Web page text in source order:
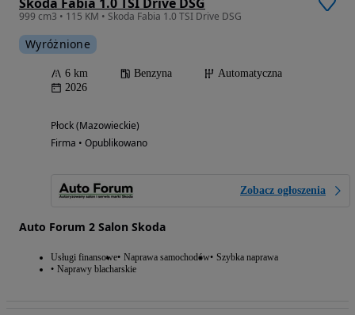
999 cm3 • 115 KM • Skoda Fabia 1.0 TSI Drive DSG
Wyróżnione
6 km Benzyna
Automatyczna
2026
Płock (Mazowieckie)
Firma • Opublikowano
Zobacz ogłoszenia
Auto Forum 2 Salon Skoda
Usługi finansowe Naprawa samochodów Szybka naprawa
Naprawy blacharskie